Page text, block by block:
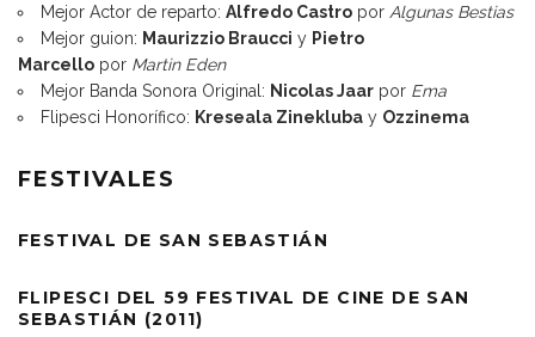
Mejor Actor de reparto: Alfredo Castro por Algunas Bestias
Mejor guion: Maurizzio Braucci y Pietro
Marcello por Martin Eden
Mejor Banda Sonora Original: Nicolas Jaar por Ema
Flipesci Honorífico: Kreseala Zinekluba y Ozzinema
FESTIVALES
FESTIVAL DE SAN SEBASTIÁN
FLIPESCI DEL 59 FESTIVAL DE CINE DE SAN
SEBASTIÁN (2011)